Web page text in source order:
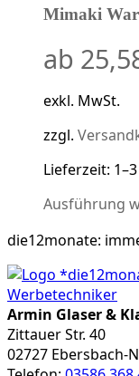
Mimaki
ab
exkl. MwSt.
zzgl.
Lieferzeit:
Ausführung
die12monate:
Armin Glaser &
Zittauer Str. 40
02727 Ebersbach-